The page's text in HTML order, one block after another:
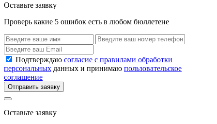
Оставьте заявку
Проверь какие 5 ошибок есть в любом бюллетене
Подтверждаю согласие с правилами обработки
персональных данных и принимаю пользовательское
соглашение
Отправить заявку
Оставьте заявку